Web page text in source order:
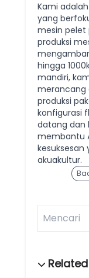
Kami
yang
mesin pelet
produksi
hingga
mandiri,
merancang
produksi
konfigurasi
datang dan
membantu
kesuksesan
akuakultur.